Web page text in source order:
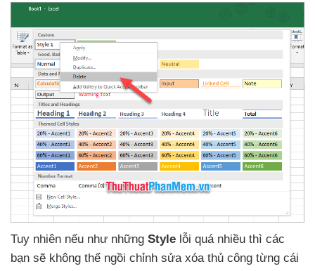
Tuy nhiên nếu như những Style lỗi quá nhiều thì các
bạn sẽ không thể ngồi chỉnh sửa xóa thủ công từng cái